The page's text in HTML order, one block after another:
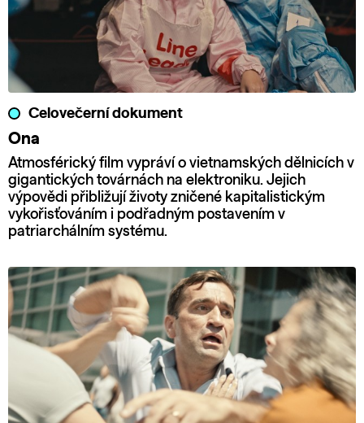
Celovečerní dokument
Ona
Atmosférický film vypráví o vietnamských dělnicích v
gigantických továrnách na elektroniku. Jejich
výpovědi přibližují životy zničené kapitalistickým
vykořisťováním i podřadným postavením v
patriarchálním systému.